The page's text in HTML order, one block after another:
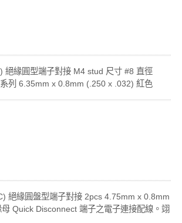
絕緣圓型端子對接 M4 stud 尺寸 #8 直徑
列 6.35mm x 0.8mm (.250 x .032) 紅色
連接線材組裝、110系列 Faston 母端子
車等電子機器、裝置、設備、儀器應用之客
束和線組（Cable Assembly）加工組裝服
／旭航不斷擴展產品線和服務項目，朝向自
絕緣圓盤型端子對接 2pcs 4.75mm x 0.8mm
Quick Disconnect 端子之電子連接配線。翊